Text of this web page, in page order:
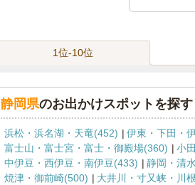
1位-10位
静岡県のお出かけスポットを探す
浜松・浜名湖・天竜(452)
伊東・下田・
富士山・富士宮・富士・御殿場(360)
小
中伊豆・西伊豆・南伊豆(433)
静岡・清
焼津・御前崎(500)
大井川・寸又峡・川